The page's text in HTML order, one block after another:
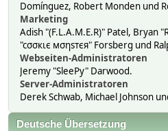
Domínguez, Robert Monden und
Marketing
Adish "(F.L.A.M.E.R)" Patel, Bryan
"cσσкιє мσηѕтєя" Forsberg und
Webseiten-Administratoren
Jeremy "SleePy" Darwood.
Server-Administratoren
Derek Schwab, Michael Johnson
Deutsche Übersetzung